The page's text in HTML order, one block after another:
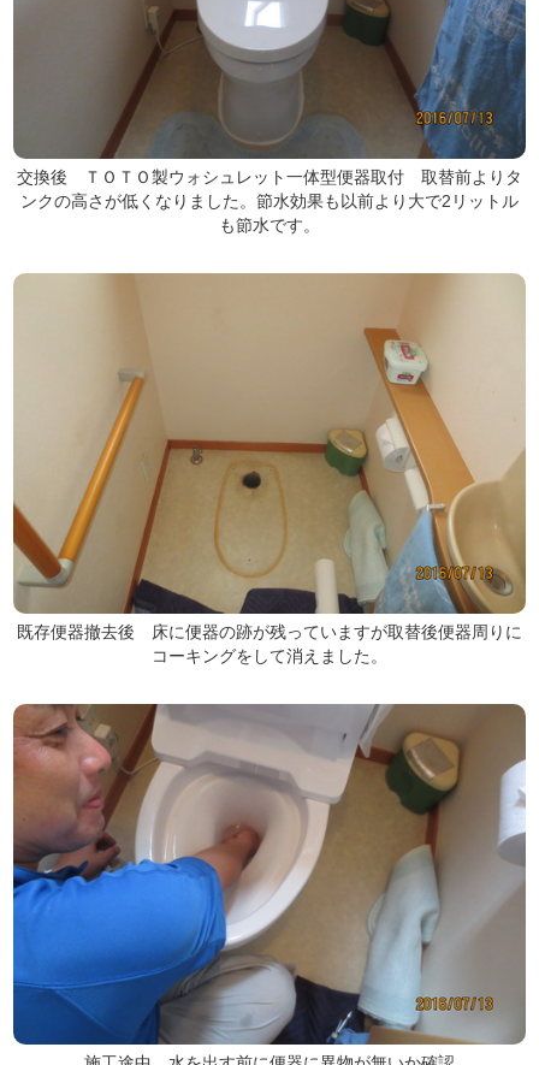
交換後 ＴＯＴＯ製ウォシュレット一体型便器取付 取替前よりタ
ンクの高さが低くなりました。節水効果も以前より大で2リットル
も節水です。
既存便器撤去後 床に便器の跡が残っていますが取替後便器周りに
コーキングをして消えました。